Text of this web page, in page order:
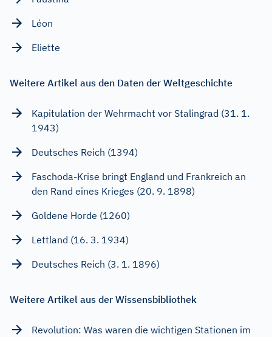
Léon
Eliette
Weitere Artikel aus den Daten der Weltgeschichte
Kapitulation der Wehrmacht vor Stalingrad (31. 1.
1943)
Deutsches Reich (1394)
Faschoda-Krise bringt England und Frankreich an
den Rand eines Krieges (20. 9. 1898)
Goldene Horde (1260)
Lettland (16. 3. 1934)
Deutsches Reich (3. 1. 1896)
Weitere Artikel aus der Wissensbibliothek
Revolution: Was waren die wichtigen Stationen im